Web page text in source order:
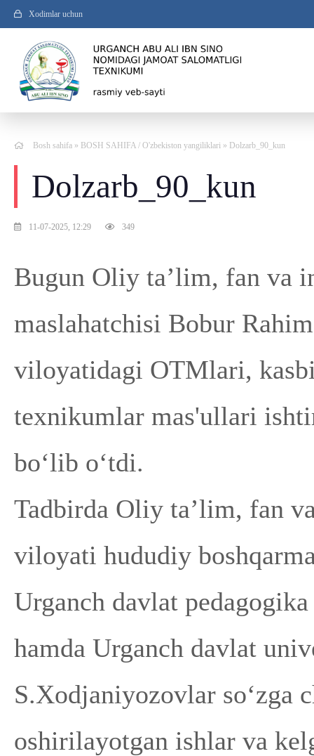
Xodimlar uchun
Bosh sahifa » BOSH SAHIFA / O'zbekiston yangiliklari » Dolzarb_90_kun
Dolzarb_90_kun
11-07-2025, 12:29 349
Bugun Oliy ta’lim, fan va
maslahatchisi Bobur
viloyatidagi OTMlari,
texnikumlar mas'ullari
bo‘lib o‘tdi.
Tadbirda Oliy ta’lim, fan
viloyati hududiy
Urganch davlat
hamda Urganch davlat
S.Xodjaniyozovlar so‘zga
oshirilayotgan ishlar va